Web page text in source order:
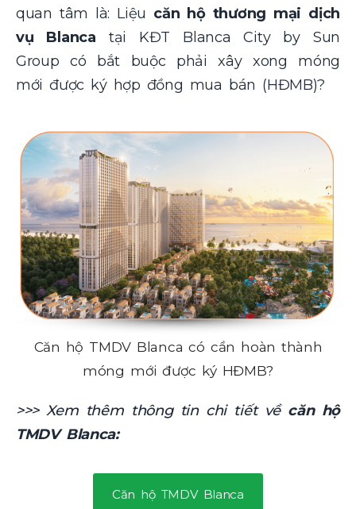
quan tâm là: Liệu căn hộ thương mại dịch
vụ Blanca tại KĐT Blanca City by Sun
Group có bắt buộc phải xây xong móng
mới được ký hợp đồng mua bán (HĐMB)?
Căn hộ TMDV Blanca có cần hoàn thành
móng mới được ký HĐMB?
>>> Xem thêm thông tin chi tiết về căn hộ
TMDV Blanca:
Căn hộ TMDV Blanca